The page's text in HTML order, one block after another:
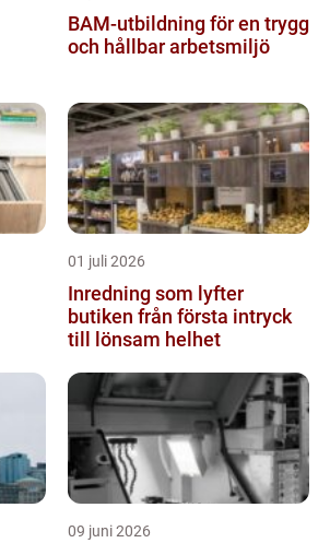
BAM-utbildning för en trygg
och hållbar arbetsmiljö
01 juli 2026
Inredning som lyfter
butiken från första intryck
till lönsam helhet
09 juni 2026